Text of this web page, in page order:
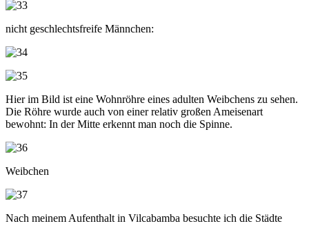
nicht geschlechtsfreife Männchen:
Hier im Bild ist eine Wohnröhre eines adulten Weibchens zu sehen.
Die Röhre wurde auch von einer relativ großen Ameisenart
bewohnt: In der Mitte erkennt man noch die Spinne.
Weibchen
Nach meinem Aufenthalt in Vilcabamba besuchte ich die Städte